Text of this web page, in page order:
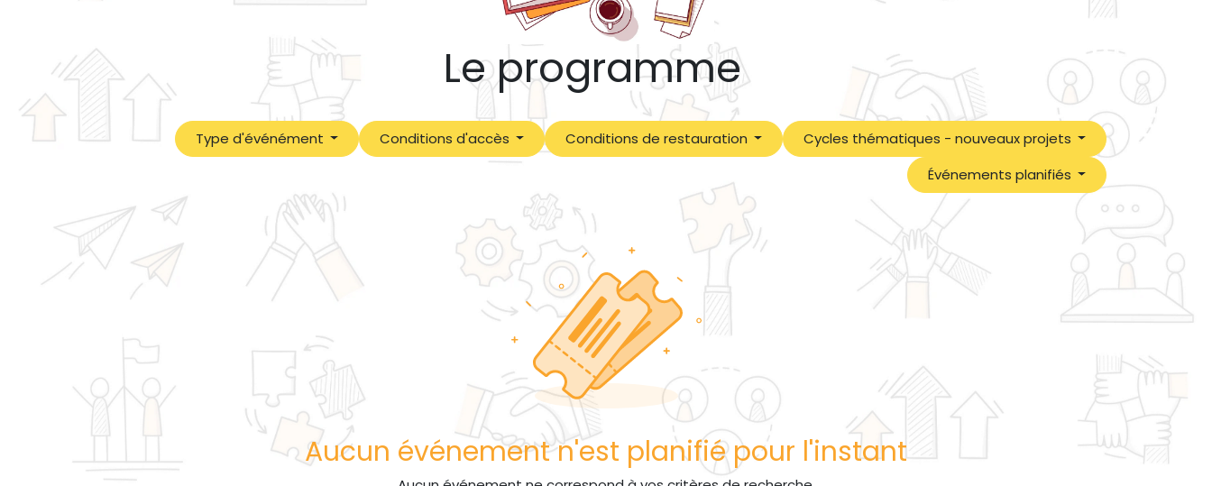
Le programme
Type d'événément Conditions d'accès Conditions de restauration
Cycles thématiques - nouveaux projets
Événements planifiés
Aucun événement n'est planifié pour l'instant